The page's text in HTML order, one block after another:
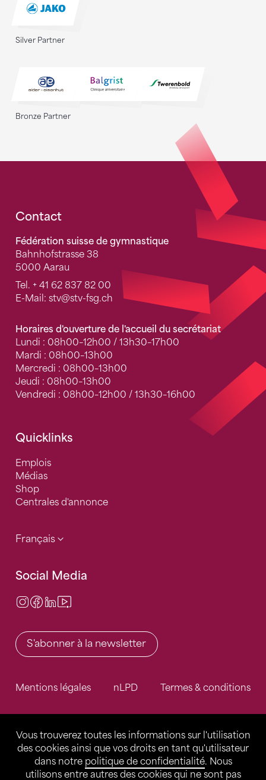
Vous trouverez toutes les informations sur l'utilisation
des cookies ainsi que vos droits en tant qu'utilisateur
dans notre politique de confidentialité. Nous
utilisons entre autres des cookies qui ne sont pas
Silver Partner
Bronze Partner
Fusszeile
Contact
Fédération suisse de gymnastique
Bahnhofstrasse 38
5000 Aarau
Tel. + 41 62 837 82 00
E-Mail: stv@stv-fsg.ch
Horaires d'ouverture de l'accueil du secrétariat
Lundi : 08h00–12h00 / 13h30–17h00
Mardi : 08h00–13h00
Mercredi : 08h00–13h00
Jeudi : 08h00–13h00
Vendredi : 08h00–12h00 / 13h30–16h00
Quicklinks
Emplois
Médias
Shop
Centrales d'annonce
Français
Social Media
Instagram
Facebook
LinkedIn
S'abonner à la newsletter
Mentions légales nLPD Termes & conditions